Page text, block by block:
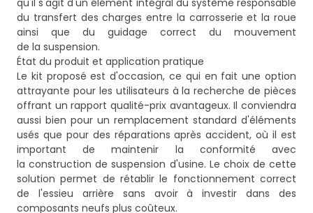
qu'il s'agit d'un élément intégral du système responsable
du transfert des charges entre la carrosserie et la roue
ainsi que du guidage correct du mouvement
de la suspension.
État du produit et application pratique
Le kit proposé est d'occasion, ce qui en fait une option
attrayante pour les utilisateurs à la recherche de pièces
offrant un rapport qualité-prix avantageux. Il conviendra
aussi bien pour un remplacement standard d'éléments
usés que pour des réparations après accident, où il est
important de maintenir la conformité avec
la construction de suspension d'usine. Le choix de cette
solution permet de rétablir le fonctionnement correct
de l'essieu arrière sans avoir à investir dans des
composants neufs plus coûteux.